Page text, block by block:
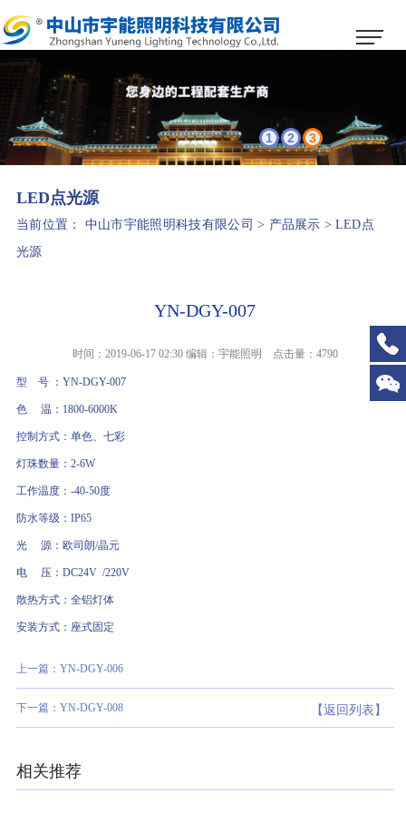
1 2 3
LED点光源
当前位置： 中山市宇能照明科技有限公司 > 产品展示 >LED点
光源
YN-DGY-007
时间：2019-06-17 02:30 编辑：宇能照明 点击量： 4790
型 号 ：YN-DGY-007
色 温：1800-6000K
控制方式：单色、七彩
灯珠数量：2-6W
工作温度：-40-50度
防水等级：IP65
光 源：欧司朗/晶元
电 压：DC24V /220V
散热方式：全铝灯体
安装方式：座式固定
上一篇：YN-DGY-006
下一篇：YN-DGY-008 【返回列表】
相关推荐